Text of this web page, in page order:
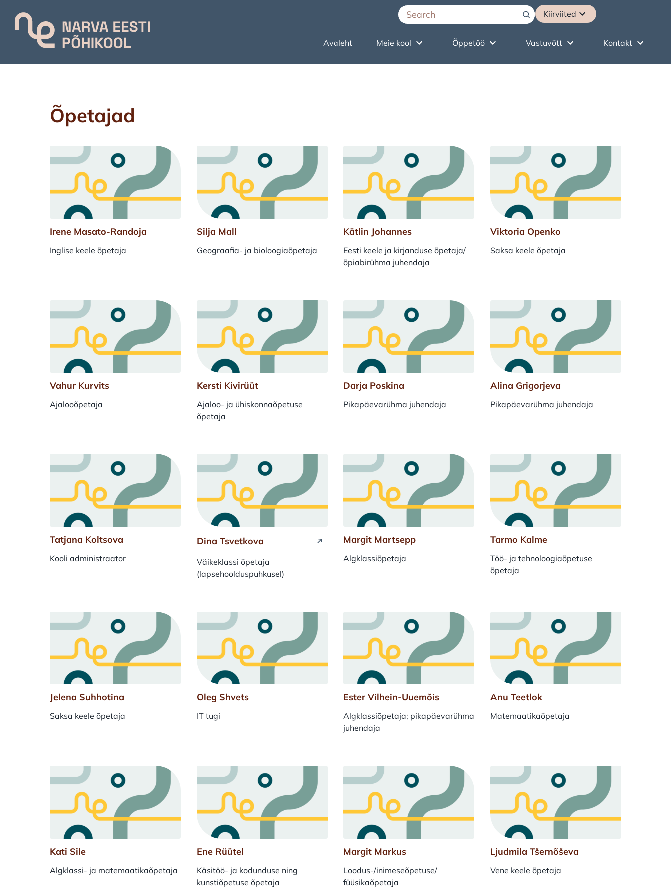
Avaleht Meie kool Õppetöö Vastuvõtt Kontakt
Kiirviited
Submit
Õpetajad
Irene Masato-Randoja
Inglise keele õpetaja
Silja Mall
Geograafia- ja bioloogiaõpetaja
Kätlin Johannes
Eesti keele ja kirjanduse õpetaja/
õpiabirühma juhendaja
Viktoria Openko
Saksa keele õpetaja
Vahur Kurvits
Ajalooõpetaja
Kersti Kivirüüt
Ajaloo- ja ühiskonnaõpetuse
õpetaja
Darja Poskina
Pikapäevarühma juhendaja
Alina Grigorjeva
Pikapäevarühma juhendaja
Tatjana Koltsova
Kooli administraator
Dina Tsvetkova Loe rohkem
Väikeklassi õpetaja
(lapsehoolduspuhkusel)
Margit Martsepp
Algklassiõpetaja
Tarmo Kalme
Töö- ja tehnoloogiaõpetuse
õpetaja
Jelena Suhhotina
Saksa keele õpetaja
Oleg Shvets
IT tugi
Ester Vilhein-Uuemõis
Algklassiõpetaja; pikapäevarühma
juhendaja
Anu Teetlok
Matemaatikaõpetaja
Kati Sile
Algklassi- ja matemaatikaõpetaja
Ene Rüütel
Käsitöö- ja kodunduse ning
kunstiõpetuse õpetaja
Margit Markus
Loodus-/inimeseõpetuse/
füüsikaõpetaja
Ljudmila Tšernõševa
Vene keele õpetaja